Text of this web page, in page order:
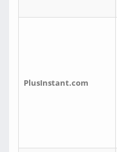
PlusInstant.com